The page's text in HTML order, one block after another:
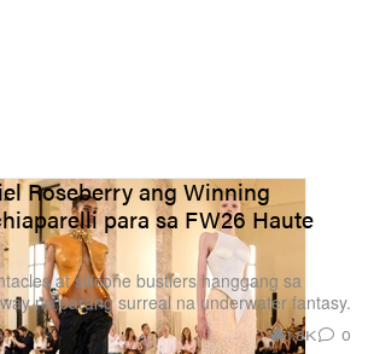
Roseberry ang Winning
para sa FW26 Haute
at silicone bustiers hanggang sa
na parang surreal na underwater fantasy.
1.8K 0